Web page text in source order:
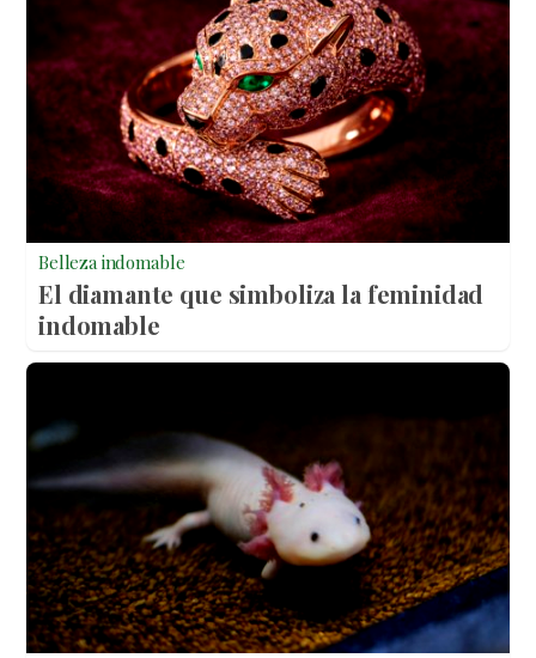
Belleza indomable
El diamante que simboliza la feminidad
indomable